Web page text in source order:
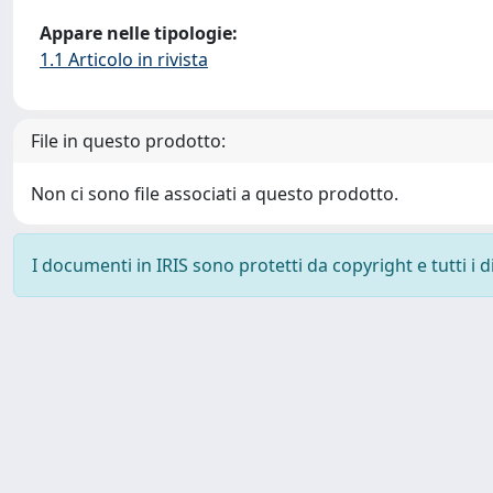
Appare nelle tipologie:
1.1 Articolo in rivista
File in questo prodotto:
Non ci sono file associati a questo prodotto.
I documenti in IRIS sono protetti da copyright e tutti i